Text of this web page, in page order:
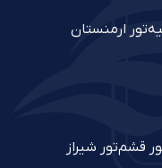
تور ارمنستان
قشمتور شیراز